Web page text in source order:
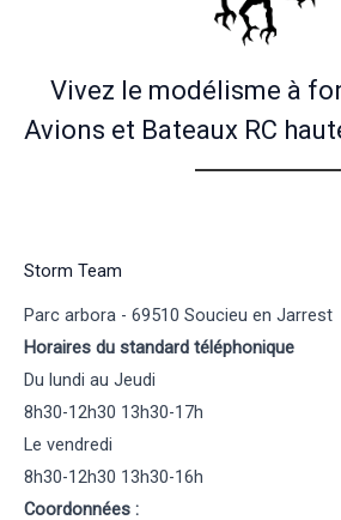
Vivez le modélisme à
Avions et Bateaux RC
Storm Team
Parc arbora - 69510 Soucieu en Jarrest
Horaires du standard téléphonique
Du lundi au Jeudi
8h30-12h30 13h30-17h
Le vendredi
8h30-12h30 13h30-16h
Coordonnées :